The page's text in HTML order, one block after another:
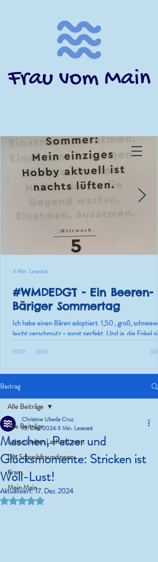
#WMDEDGT - Ein Beeren-
Bäriger Sommertag
Ich habe einen Bären adoptiert. 1,50 , groß,
leicht verschmutz - sonst perfekt. Und ja, die Enkel
3 Min. Lesezeit
Beitrag
Alle Beiträge
Leben.Lieben.Lachen.Lesen.
Die Schreibfreundinnen.
Kram.
Mein Main.
Alle Beiträge
Maschen, Patzer und
Glücksmomente: Stricken ist
Woll-Lust!
Christine Ubeda Cruz
15. Dez. 20243 Min. Lesezeit
Aktualisiert:17. Dez. 2024
Mit NaN von 5 Sternen bewertet.